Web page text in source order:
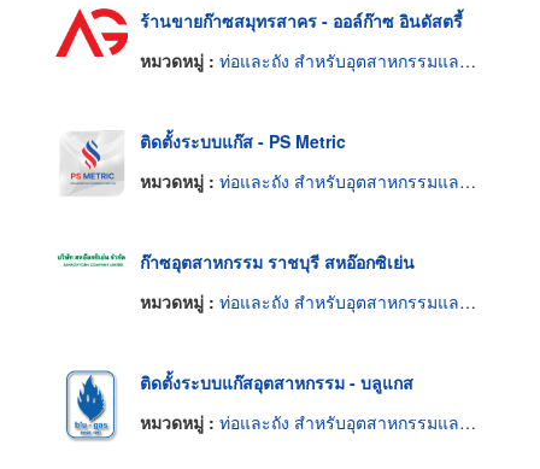
ร้านขายก๊าซสมุทรสาคร - ออล์ก๊าซ อินดัสตรี้
หมวดหมู่ : ท่อและถัง สำหรับอุตสาหกรรมและเวชกรรมแก๊ส
ติดตั้งระบบแก๊ส - PS Metric
หมวดหมู่ : ท่อและถัง สำหรับอุตสาหกรรมและเวชกรรมแก๊ส
ก๊าซอุตสาหกรรม ราชบุรี สหอ๊อกซิเย่น
หมวดหมู่ : ท่อและถัง สำหรับอุตสาหกรรมและเวชกรรมแก๊ส
ติดตั้งระบบแก๊สอุตสาหกรรม - บลูแกส
หมวดหมู่ : ท่อและถัง สำหรับอุตสาหกรรมและเวชกรรมแก๊ส